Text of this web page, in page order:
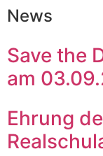
News
Save the
am
Ehrung